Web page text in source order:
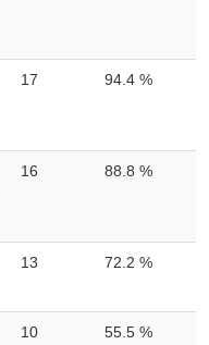
17 94.4 %
16 88.8 %
13 72.2 %
10 55.5 %